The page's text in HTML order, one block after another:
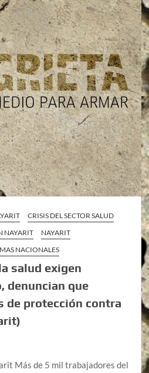
CRISIS DEL SECTOR SALUD
NAYARIT
NAYARIT
NACIONALES
salud exigen
denuncian que
de protección contra
Más de 5 mil trabajadores del